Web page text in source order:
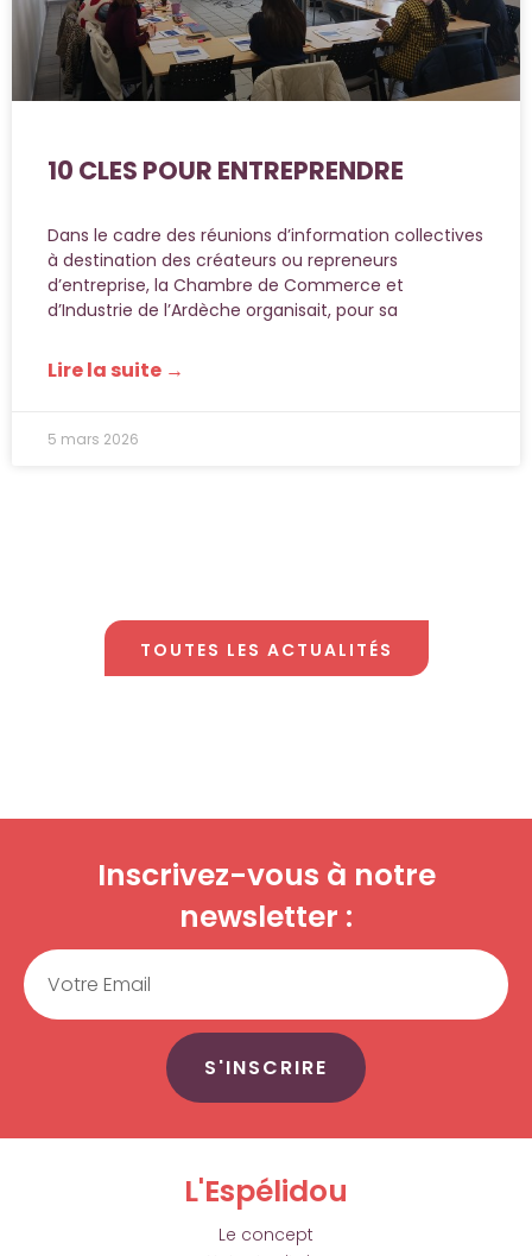
10 CLES POUR ENTREPRENDRE
Dans le cadre des réunions d’information collectives
à destination des créateurs ou repreneurs
d’entreprise, la Chambre de Commerce et
d’Industrie de l’Ardèche organisait, pour sa
Lire la suite →
5 mars 2026
TOUTES LES ACTUALITÉS
Inscrivez-vous à notre
newsletter :
Email
S'INSCRIRE
L'Espélidou
Le concept